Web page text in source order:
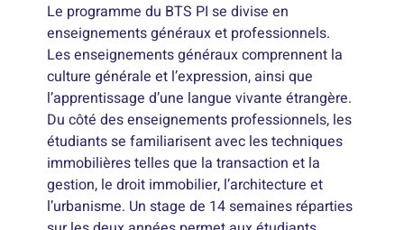
Le programme du BTS PI se divise en
enseignements généraux et professionnels.
Les enseignements généraux comprennent la
culture générale et l’expression, ainsi que
l’apprentissage d’une langue vivante étrangère.
Du côté des enseignements professionnels, les
étudiants se familiarisent avec les techniques
immobilières telles que la transaction et la
gestion, le droit immobilier, l’architecture et
l’urbanisme. Un stage de 14 semaines réparties